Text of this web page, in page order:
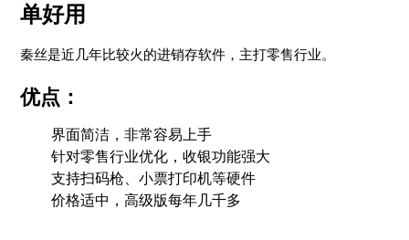
单好用
秦丝是近几年比较火的进销存软件，主打零售行业。
优点：
界面简洁，非常容易上手
针对零售行业优化，收银功能强大
支持扫码枪、小票打印机等硬件
价格适中，高级版每年几千多